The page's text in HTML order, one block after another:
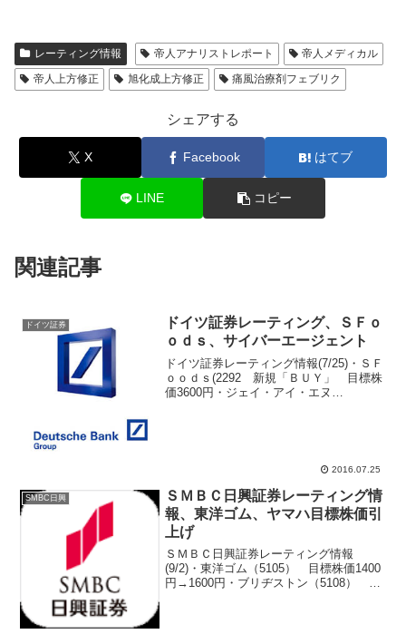
レーティング情報 帝人アナリストレポート
帝人メディカル
帝人上方修正
旭化成上方修正 痛風治療剤フェブリク
シェアする
X Facebook はてブ
LINE コピー
関連記事
ドイツ証券
ドイツ証券レーティング、ＳＦｏ
ｏｄｓ、サイバーエージェント
ドイツ証券レーティング情報(7/25)・ＳＦ
ｏｏｄｓ(2292 新規「ＢＵＹ」 目標株
価3600円・ジェイ・アイ・エヌ
2016.07.25
SMBC日興
ＳＭＢＣ日興証券レーティング情
報、東洋ゴム、ヤマハ目標株価引
上げ
ＳＭＢＣ日興証券レーティング情報
(9/2)・東洋ゴム（5105） 目標株価1400
円→1600円・ブリヂストン（5108） 目